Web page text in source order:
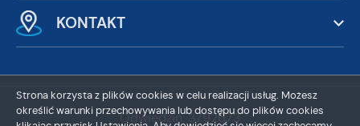
KONTAKT
Odwiedzin: 3792673
Strona korzysta z plików cookies w celu realizacji usług. Możesz
określić warunki przechowywania lub dostępu do plików cookies